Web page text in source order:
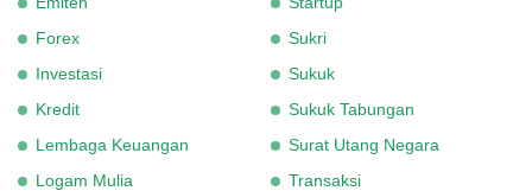
Forex
Investasi
Kredit
Lembaga Keuangan
Logam Mulia
Sukri
Sukuk
Sukuk Tabungan
Surat Utang Negara
Transaksi